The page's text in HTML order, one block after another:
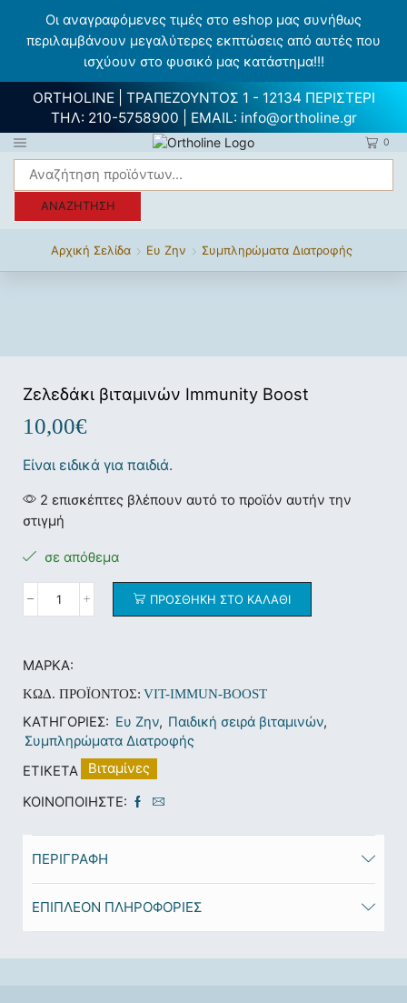
Οι αναγραφόμενες τιμές στο eshop μας συνήθως
περιλαμβάνουν μεγαλύτερες εκπτώσεις από αυτές που
ισχύουν στο φυσικό μας κατάστημα!!!
ORTHOLINE | ΤΡΑΠΕΖΟΥΝΤΟΣ 1 - 12134 ΠΕΡΙΣΤΕΡΙ
ΤΗΛ: 210-5758900 | EMAIL: info@ortholine.gr
0
ΑΝΑΖΉΤΗΣΗ
Αρχική Σελίδα Ευ Ζην Συμπληρώματα Διατροφής
Ζελεδάκι βιταμινών Immunity Boost
10,00€
Είναι ειδικά για παιδιά.
2 επισκέπτες βλέπουν αυτό το προϊόν αυτήν την
στιγμή
σε απόθεμα
ΠΡΟΣΘΉΚΗ ΣΤΟ ΚΑΛΆΘΙ
ΜΆΡΚΑ:
ΚΩΔ. ΠΡΟΪΌΝΤΟΣ: VIT-IMMUN-BOOST
ΚΑΤΗΓΟΡΊΕΣ: Ευ Ζην, Παιδική σειρά βιταμινών,
Συμπληρώματα Διατροφής
ΕΤΙΚΈΤΑ
Βιταμίνες
ΚΟΙΝΟΠΟΙΉΣΤΕ:
ΠΕΡΙΓΡΑΦΉ
ΕΠΙΠΛΈΟΝ ΠΛΗΡΟΦΟΡΊΕΣ